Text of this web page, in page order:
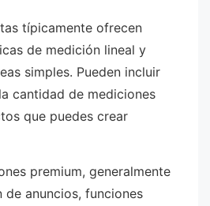
típicamente ofrecen
de medición lineal y
simples. Pueden incluir
cantidad de mediciones
que puedes crear
premium, generalmente
anuncios, funciones